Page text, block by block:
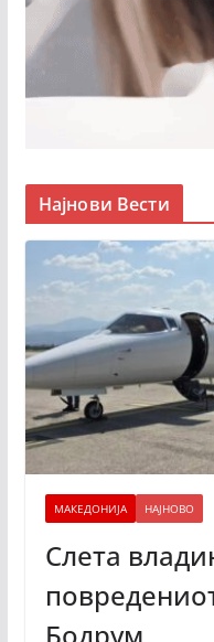
Најнови Вести
МАКЕДОНИЈА НАЈНОВО
Слета
Бодрум